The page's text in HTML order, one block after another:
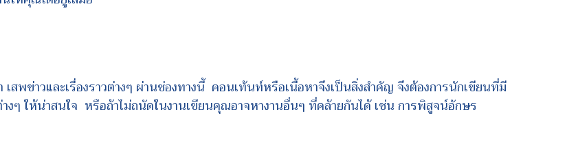
สพข่าวและเรื่องราวต่างๆ ผ่านช่องทางนี้ คอนเท้นท์หรือเนื้อหาจึงเป็นสิ่งสำคัญ จึงต้องการนักเขียนที่มี
งๆ ให้น่าสนใจ หรือถ้าไม่ถนัดในงานเขียนคุณอาจหางานอื่นๆ ที่คล้ายกันได้ เช่น การพิสูจน์อักษร